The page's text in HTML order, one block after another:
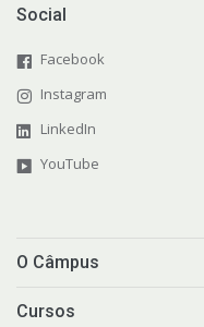
Social
Facebook
Instagram
LinkedIn
YouTube
O Câmpus
Cursos